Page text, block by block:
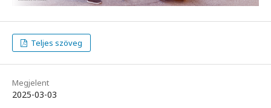
Teljes szöveg
Megjelent
2025-03-03